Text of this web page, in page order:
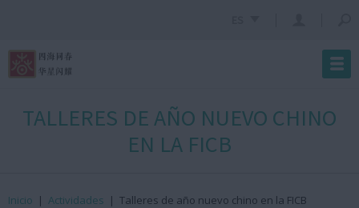
TALLERES DE AÑO NUEVO CHINO
EN LA FICB
Inicio | Actividades | Talleres de año nuevo chino en la FICB